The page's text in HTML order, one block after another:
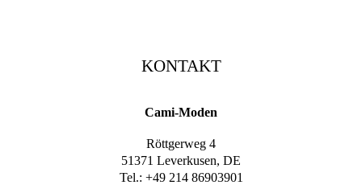
KONTAKT
Cami-Moden
Röttgerweg 4
51371 Leverkusen, DE
Tel.: +49 214 86903901